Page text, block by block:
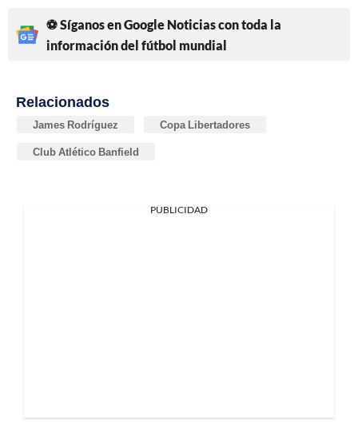
⚽ Síganos en Google Noticias con toda la
información del fútbol mundial
Relacionados
James Rodríguez Copa Libertadores
Club Atlético Banfield
PUBLICIDAD